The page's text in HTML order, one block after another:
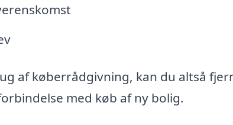
af køberrådgivning, kan du altså
med køb af ny bolig.